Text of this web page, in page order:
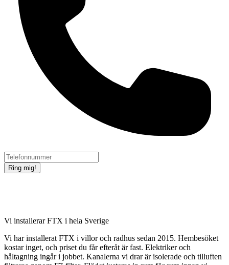
Ring mig!
Vi installerar FTX i hela Sverige
Vi har installerat FTX i villor och radhus sedan 2015. Hembesöket
kostar inget, och priset du får efteråt är fast. Elektriker och
håltagning ingår i jobbet. Kanalerna vi drar är isolerade och tilluften